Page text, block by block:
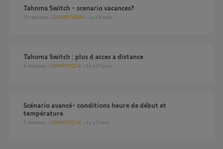
Tahoma Switch - scenario vacances?
15 réponses DOMOTIQUE il y a 8 mois
Tahoma Switch : plus d acces a distance
2 réponses DOMOTIQUE il y a 17 jours
Scénario avancé- conditions heure de début et
température
7 réponses DOMOTIQUE il y a 3 mois